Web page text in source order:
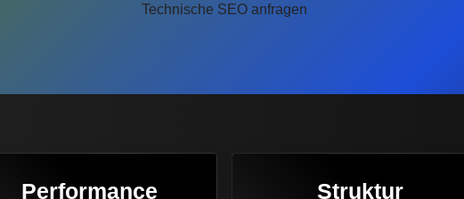
Technische SEO anfragen
Performance Struktur